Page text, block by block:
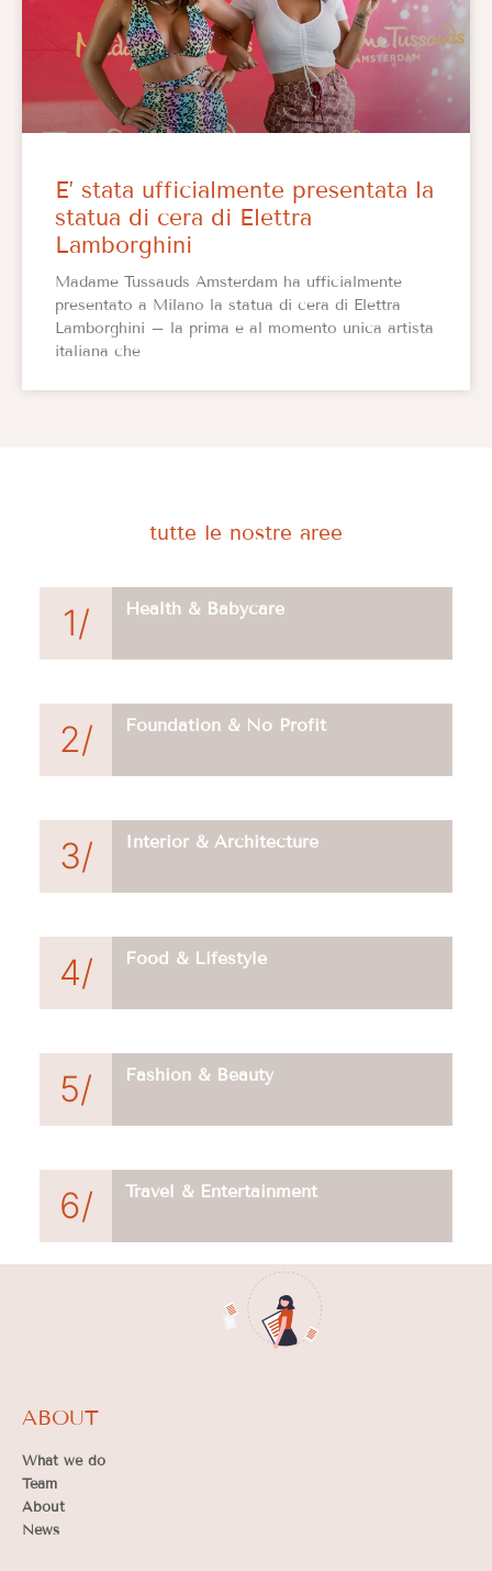
E’ stata ufficialmente presentata la
statua di cera di Elettra
Lamborghini
Madame Tussauds Amsterdam ha ufficialmente
presentato a Milano la statua di cera di Elettra
Lamborghini – la prima e al momento unica artista
italiana che
tutte le nostre aree
1/ Health & Babycare
2/ Foundation & No Profit
3/ Interior & Architecture
4/ Food & Lifestyle
5/ Fashion & Beauty
6/ Travel & Entertainment
ABOUT
What we do
Team
About
News